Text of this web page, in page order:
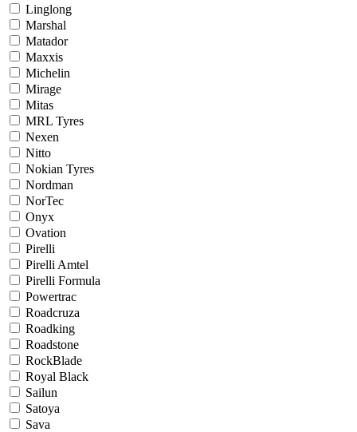
Linglong
Marshal
Matador
Maxxis
Michelin
Mirage
Mitas
MRL Tyres
Nexen
Nitto
Nokian Tyres
Nordman
NorTec
Onyx
Ovation
Pirelli
Pirelli Amtel
Pirelli Formula
Powertrac
Roadcruza
Roadking
Roadstone
RockBlade
Royal Black
Sailun
Satoya
Sava